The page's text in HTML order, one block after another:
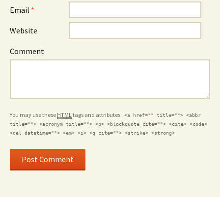
Email *
Website
Comment
You may use these HTMLtags and attributes: <a href="" title=""> <abbr
title=""> <acronym title=""> <b> <blockquote cite=""> <cite> <code>
<del datetime=""> <em> <i> <q cite=""> <strike> <strong>